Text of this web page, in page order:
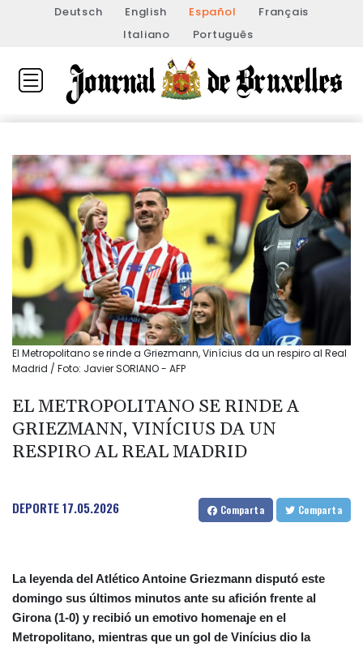
Deutsch English Español
Français
Italiano
Português
El Metropolitano se rinde a Griezmann, Vinícius da un respiro al Real
Madrid / Foto: Javier SORIANO - AFP
EL METROPOLITANO SE RINDE A
GRIEZMANN, VINÍCIUS DA UN
RESPIRO AL REAL MADRID
DEPORTE17.05.2026 Comparta Comparta
La leyenda del Atlético Antoine Griezmann disputó este
domingo sus últimos minutos ante su afición frente al
Girona (1-0) y recibió un emotivo homenaje en el
Metropolitano, mientras que un gol de Vinícius dio la